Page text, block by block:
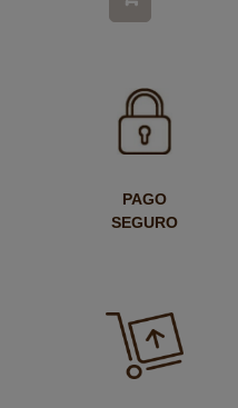
PAGO
SEGURO